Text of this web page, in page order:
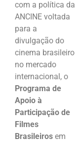
com a política da
ANCINE voltada
para a
divulgação do
cinema brasileiro
no mercado
internacional, o
Programa de
Apoio à
Participação de
Filmes
Brasileiros em